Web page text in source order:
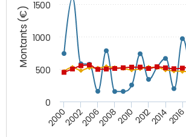
Montants (€)
20002002200620082010201220142016
0
500
1000
1500